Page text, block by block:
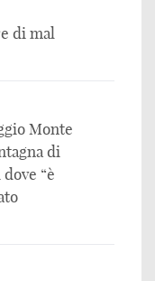
di mal
Monte
di
“è